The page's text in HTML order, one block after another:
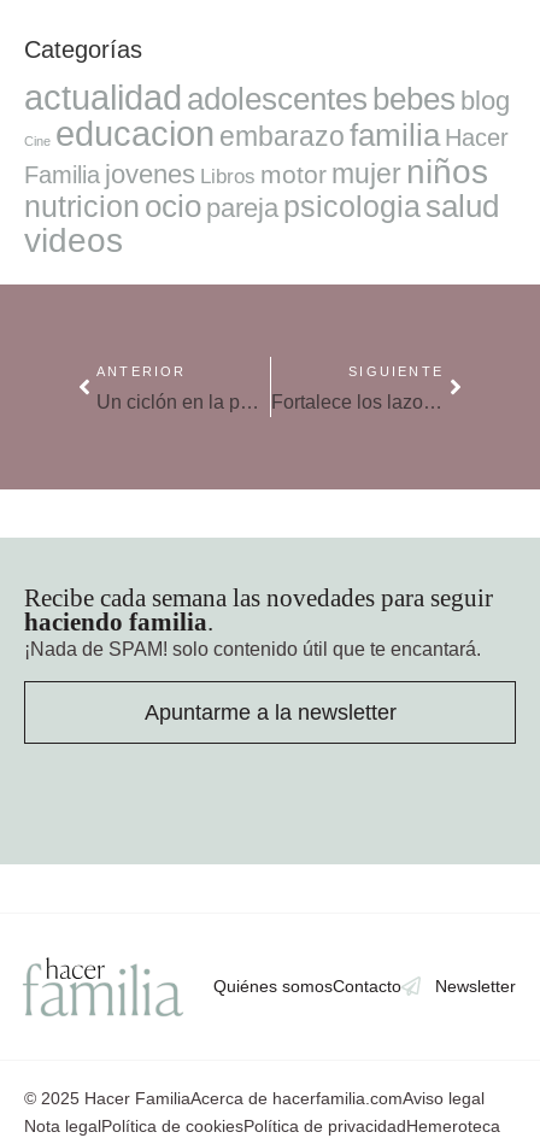
Categorías
actualidad adolescentes bebes blog
Cine educacion embarazofamilia Hacer
Familia jovenes Libros motor mujer niños
nutricion ocio pareja psicologia salud
videos
ANTERIOR
Un ciclón en la pareja
SIGUIENTE
Fortalece los lazos familiares y disfruta al máximo del verano
Recibe cada semana las novedades para seguir
haciendo familia
¡Nada de SPAM! solo contenido útil que te encantará.
Apuntarme a la newsletter
Quiénes somosContacto Newsletter
© 2025 Hacer FamiliaAcerca de hacerfamilia.comAviso legal
Nota legalPolítica de cookiesPolítica de privacidadHemeroteca